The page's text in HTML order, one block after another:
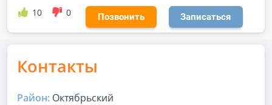
10 0 Позвонить Записаться
Контакты
Район: Октябрьский